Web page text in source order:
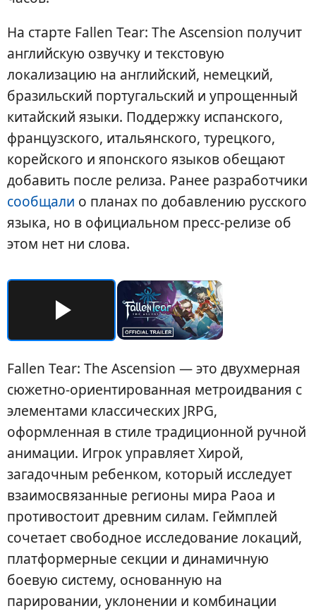
На старте Fallen Tear: The Ascension получит
английскую озвучку и текстовую
локализацию на английский, немецкий,
бразильский португальский и упрощенный
китайский языки. Поддержку испанского,
французского, итальянского, турецкого,
корейского и японского языков обещают
добавить после релиза. Ранее разработчики
сообщали о планах по добавлению русского
языка, но в официальном пресс-релизе об
этом нет ни слова.
Fallen Tear: The Ascension — это двухмерная
сюжетно-ориентированная метроидвания с
элементами классических JRPG,
оформленная в стиле традиционной ручной
анимации. Игрок управляет Хирой,
загадочным ребенком, который исследует
взаимосвязанные регионы мира Раоа и
противостоит древним силам. Геймплей
сочетает свободное исследование локаций,
платформерные секции и динамичную
боевую систему, основанную на
парировании, уклонении и комбинации